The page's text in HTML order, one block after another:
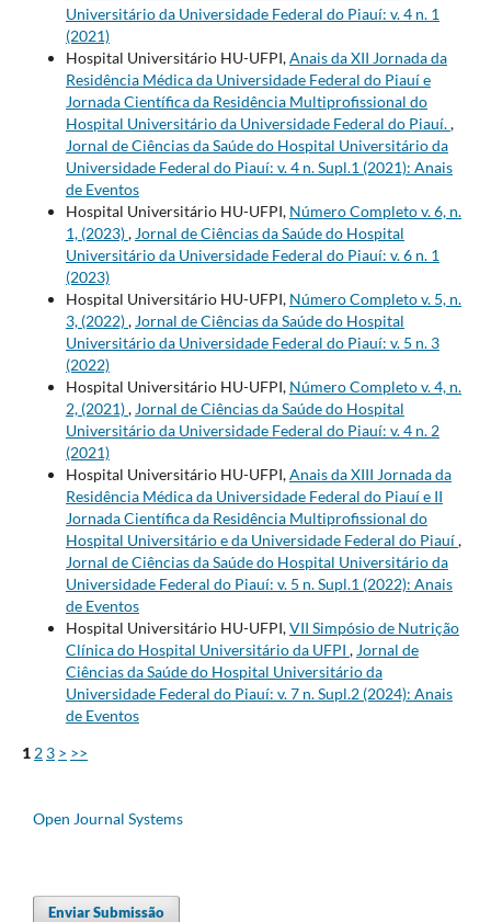
Universitário da Universidade Federal do Piauí: v. 4 n. 1
(2021)
Hospital Universitário HU-UFPI,Anais da XII Jornada da
Residência Médica da Universidade Federal do Piauí e
Jornada Científica da Residência Multiprofissional do
Hospital Universitário da Universidade Federal do Piauí.,
Jornal de Ciências da Saúde do Hospital Universitário da
Universidade Federal do Piauí: v. 4 n. Supl.1 (2021): Anais
de Eventos
Hospital Universitário HU-UFPI, Número Completo v. 6, n.
1, (2023), Jornal de Ciências da Saúde do Hospital
Universitário da Universidade Federal do Piauí: v. 6 n. 1
(2023)
Hospital Universitário HU-UFPI, Número Completo v. 5, n.
3, (2022), Jornal de Ciências da Saúde do Hospital
Universitário da Universidade Federal do Piauí: v. 5 n. 3
(2022)
Hospital Universitário HU-UFPI, Número Completo v. 4, n.
2, (2021), Jornal de Ciências da Saúde do Hospital
Universitário da Universidade Federal do Piauí: v. 4 n. 2
(2021)
Hospital Universitário HU-UFPI,Anais da XIII Jornada da
Residência Médica da Universidade Federal do Piauí e II
Jornada Científica da Residência Multiprofissional do
Hospital Universitário e da Universidade Federal do Piauí,
Jornal de Ciências da Saúde do Hospital Universitário da
Universidade Federal do Piauí: v. 5 n. Supl.1 (2022): Anais
de Eventos
Hospital Universitário HU-UFPI,VII Simpósio de Nutrição
Clínica do Hospital Universitário da UFPI , Jornal de
Ciências da Saúde do Hospital Universitário da
Universidade Federal do Piauí: v. 7 n. Supl.2 (2024): Anais
de Eventos
1 2 3 > >>
Open Journal Systems
Enviar Submissão